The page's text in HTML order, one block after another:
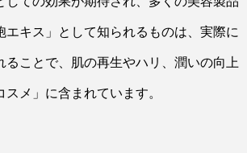
キス」として知られるものは、実際に
ことで、肌の再生やハリ、潤いの向上
メ」に含まれています。